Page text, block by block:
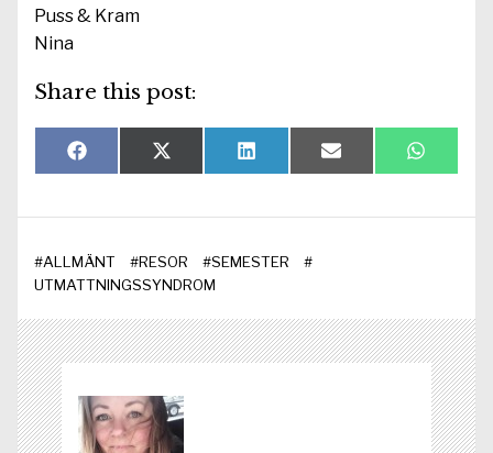
Puss & Kram
Nina
Share this post:
Dela
på
F
a
e
o
k
Dela
på
X
(
w
t
e
)
Dela
på
L
i
k
I
Dela
på
E
-
o
Dela
på
W
h
t
#ALLMÄNT #RESOR #SEMESTER
#
UTMATTNINGSSYNDROM